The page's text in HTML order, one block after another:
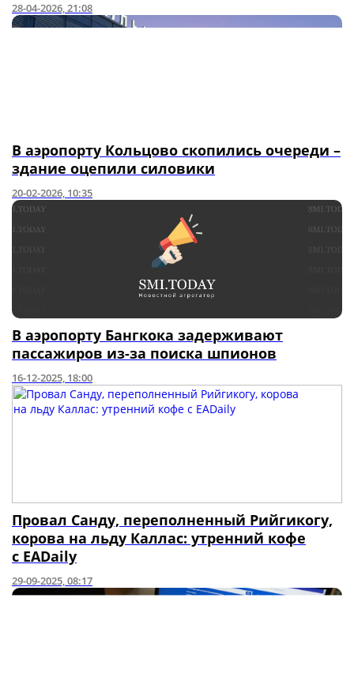
28-04-2026, 21:08
В аэропорту Кольцово скопились очереди –
здание оцепили силовики
20-02-2026, 10:35
В аэропорту Бангкока задерживают
пассажиров из-за поиска шпионов
16-12-2025, 18:00
Провал Санду, переполненный Рийгикогу,
корова на льду Каллас: утренний кофе
с EADaily
29-09-2025, 08:17